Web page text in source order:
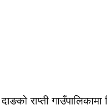
दाङको राप्ती